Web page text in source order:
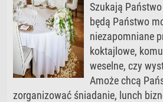
Szukają
będą Państwo
niezapomniane
koktajlowe,
weselne, czy
Amoże chcą
zorganizować śniadanie, lunch